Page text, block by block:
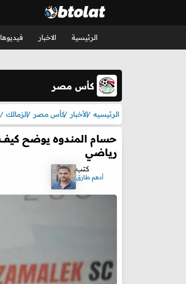
الرئيسية الاخبار
كأس مصر
الرئيسيه الأخبار كأس مصر الزمالك
حسام المندوه يوضح
رياضي
كتب
أدهم طارق